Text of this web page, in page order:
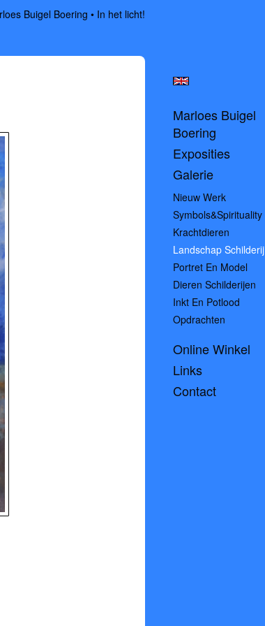
Buigel Boering
In het licht!
Marloes Buigel
Boering
Exposities
Galerie
Nieuw Werk
Symbols&spirituality
Krachtdieren
Landschap Schilderij
Portret En Model
Dieren Schilderijen
Inkt En Potlood
Opdrachten
Online Winkel
Links
Contact